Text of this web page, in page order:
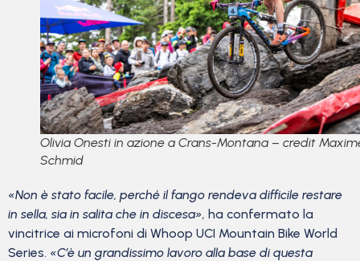
Olivia Onesti in azione a Crans-Montana – credit
Schmid
«Non è stato facile, perché il fango rendeva difficile restare
in sella, sia in salita che in discesa», ha confermato la
vincitrice ai microfoni di Whoop UCI Mountain Bike World
Series. «C’è un grandissimo lavoro alla base di questa